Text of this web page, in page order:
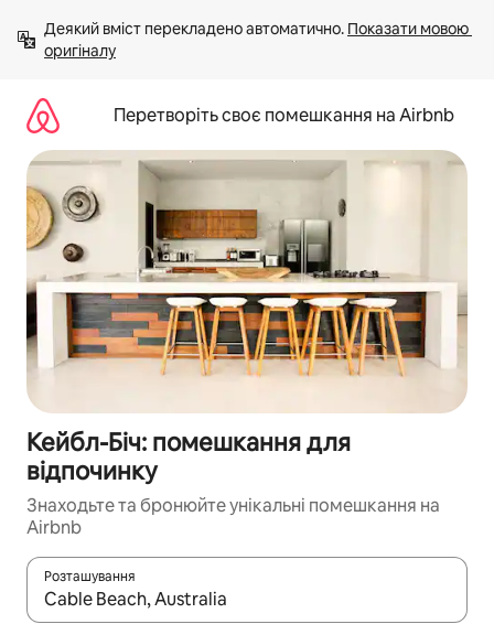
вмісту
Деякий вміст перекладено автоматично. Показати мовою
оригіналу
Перетворіть своє помешкання на Airbnb
Кейбл-Біч: помешкання для
відпочинку
Знаходьте та бронюйте унікальні помешкання на
Airbnb
Розташування
Отримавши результати пошуку, використовуйте для